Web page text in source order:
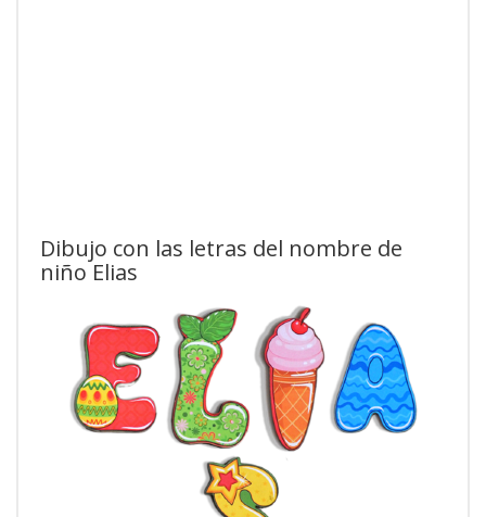
Dibujo con las letras del nombre de
niño Elias